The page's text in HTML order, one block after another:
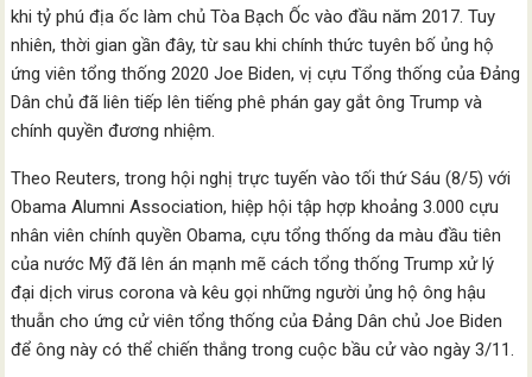
khi tỷ phú địa ốc làm chủ Tòa Bạch Ốc vào đầu năm 2017. Tuy
nhiên, thời gian gần đây, từ sau khi chính thức tuyên bố ủng hộ
ứng viên tổng thống 2020 Joe Biden, vị cựu Tổng thống của Đảng
Dân chủ đã liên tiếp lên tiếng phê phán gay gắt ông Trump và
chính quyền đương nhiệm.
Theo Reuters, trong hội nghị trực tuyến vào tối thứ Sáu (8/5) với
Obama Alumni Association, hiệp hội tập hợp khoảng 3.000 cựu
nhân viên chính quyền Obama, cựu tổng thống da màu đầu tiên
của nước Mỹ đã lên án mạnh mẽ cách tổng thống Trump xử lý
đại dịch virus corona và kêu gọi những người ủng hộ ông hậu
thuẫn cho ứng cử viên tổng thống của Đảng Dân chủ Joe Biden
để ông này có thể chiến thắng trong cuộc bầu cử vào ngày 3/11.